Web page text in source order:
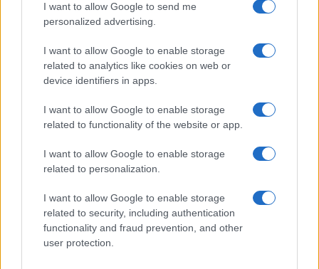
I want to allow Google to send me
personalized advertising.
I want to allow Google to enable storage
related to analytics like cookies on web or
device identifiers in apps.
I want to allow Google to enable storage
related to functionality of the website or app.
I want to allow Google to enable storage
related to personalization.
I want to allow Google to enable storage
related to security, including authentication
functionality and fraud prevention, and other
user protection.